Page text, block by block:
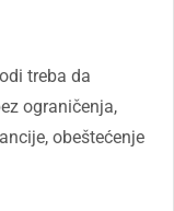
treba da
ograničenja,
obeštećenje